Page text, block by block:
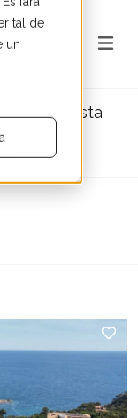
tal de
un
la Costa